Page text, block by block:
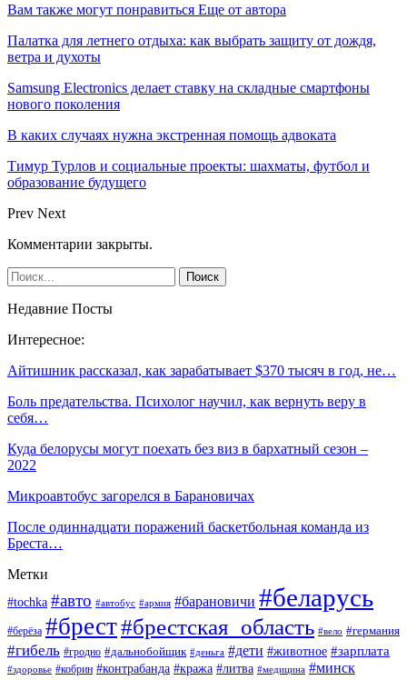
Вам также могут понравиться Еще от автора
Палатка для летнего отдыха: как выбрать защиту от дождя,
ветра и духоты
Samsung Electronics делает ставку на складные смартфоны
нового поколения
В каких случаях нужна экстренная помощь адвоката
Тимур Турлов и социальные проекты: шахматы, футбол и
образование будущего
Prev Next
Комментарии закрыты.
Недавние Посты
Интересное:
Айтишник рассказал, как зарабатывает $370 тысяч в год, не…
Боль предательства. Психолог научил, как вернуть веру в
себя…
Куда белорусы могут поехать без виз в бархатный сезон –
2022
Микроавтобус загорелся в Барановичах
После одиннадцати поражений баскетбольная команда из
Бреста…
Метки
#tochka #авто #автобус #армия #барановичи #беларусь
#берёза #брест#брестская_область #вело #германия
#гибель #гродно #дальнобойщик #деньга #дети #животное #зарплата
#здоровье #кобрин #контрабанда #кража #литва #медицина #минск